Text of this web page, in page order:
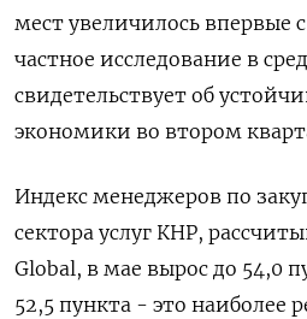
мест увеличилось впервые
частное исследование в
свидетельствует об
экономики во втором
Индекс менеджеров по
сектора услуг КНР,
Global, в мае вырос до 54,0
52,5 пункта - это наиболее